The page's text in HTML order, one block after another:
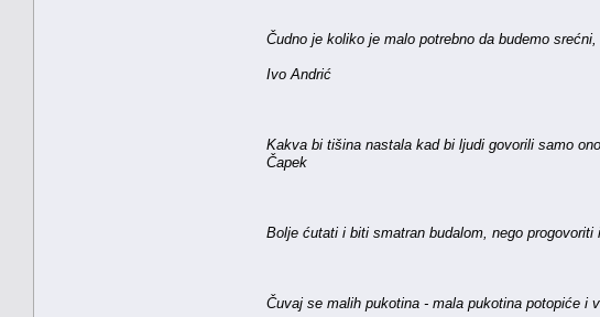
Čudno je koliko je malo potrebno da budemo
Ivo Andrić
Kakva bi tišina nastala kad bi ljudi govorili samo
Čapek
Bolje ćutati i biti smatran budalom, nego progovoriti
Čuvaj se malih pukotina - mala pukotina potopiće i